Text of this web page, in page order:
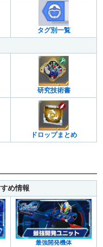
タグ別一覧
研究技術書
ドロップまとめ
め情報
最強開発機体